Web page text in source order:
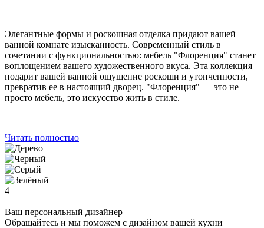
Элегантные формы и роскошная отделка придают вашей
ванной комнате изысканность. Современный стиль в
сочетании с функциональностью: мебель "Флоренция" станет
воплощением вашего художественного вкуса. Эта коллекция
подарит вашей ванной ощущение роскоши и утонченности,
превратив ее в настоящий дворец. "Флоренция" — это не
просто мебель, это искусство жить в стиле.
Читать полностью
4
Ваш персональный дизайнер
Обращайтесь и мы поможем с дизайном вашей кухни